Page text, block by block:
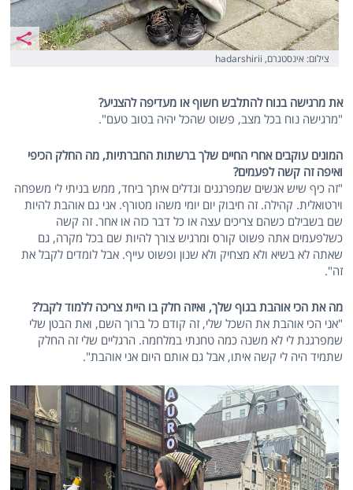
צילום: אינסטגרם, hadarshirii
את מרגישה בנוח להתלבש חשוף או מעדיפה להצניע?
"מרגישה נוח בכל מצב, פשוט שהכל יהיה בטוב טעם".
המונים עוקבים אחרי החיים שלך ברשתות החברתיות, מה החלק הכיפי
ואיפה זה קשה לפעמים?
"זה כיף שיש אנשים שמפרגנים וגדלים איתך ביחד, ממש בניתי לי משפחה
וירטואלית. קהילה. זה חיבוק יום יומי משהו מטורף. אני גם אוהבת להיות
שם בשבילם כשהם צריכים עצה או כל דבר כזה או אחר. זה קשה
כשלפעמים אתה פשוט קורס ומרגיש צורך להיות שם בכל מקרה, גם
שאתה לא בשיא ולא מצחיק ולא שנון ופשוט עייף. אבל לומדים לקבל את
זה".
מה את הכי אוהבת בגוף שלך, ואיזה חלק בו היית צריכה ללמוד לקבל?
"אני הכי אוהבת את השכל שלי, זה קודם כל ברוך השם, ואת הבטן שלי
שמפרגנת לי לא משנה כמה טחנתי במלחמה. הרגליים שלי זה החלק
שתמיד היה לי קשה איתו, אבל גם אותם היום אני אוהבת".